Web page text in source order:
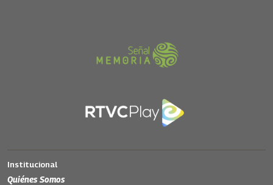
Institucional
Quiénes Somos